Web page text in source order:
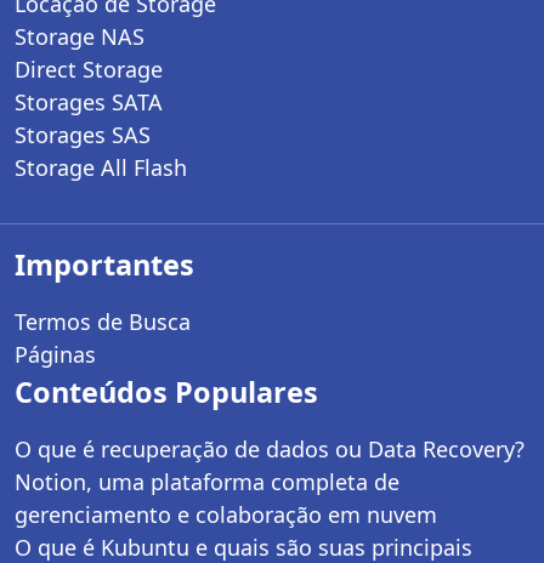
Storage NAS
Direct Storage
Storages SATA
Storages SAS
Storage All Flash
Importantes
Termos de Busca
Páginas
Conteúdos Populares
O que é recuperação de dados ou Data Recovery?
Notion, uma plataforma completa de
gerenciamento e colaboração em nuvem
O que é Kubuntu e quais são suas principais